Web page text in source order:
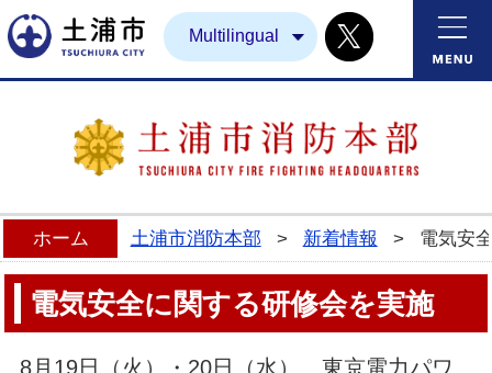
土浦市Multilingual Twitter
ホーム 土浦市消防本部 > 新着情報 > 電気安
電気安全に関する研修会を実施
8月19日（火）・20日（水）、東京電力パワ